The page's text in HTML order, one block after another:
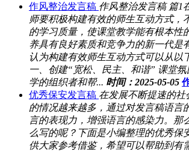
作风整治发言稿 作风整治发言稿 篇1
师要积极构建有效的师生互动方式，
的学习质量，使课堂教学能有根本性
养具有良好素质和竞争力的新一代是
认为构建有效师生互动方式可以从以
一、创建“宽松、民主、和谐” 课堂
学的组织者和帮... 时间：2025-05-05
优秀保安发言稿 在发展不断提速的
的情况越来越多，通过对发言稿语言
言的表现力，增强语言的感染力。那
么写的呢？下面是小编整理的优秀保
供大家参考借鉴，希望可以帮助到有